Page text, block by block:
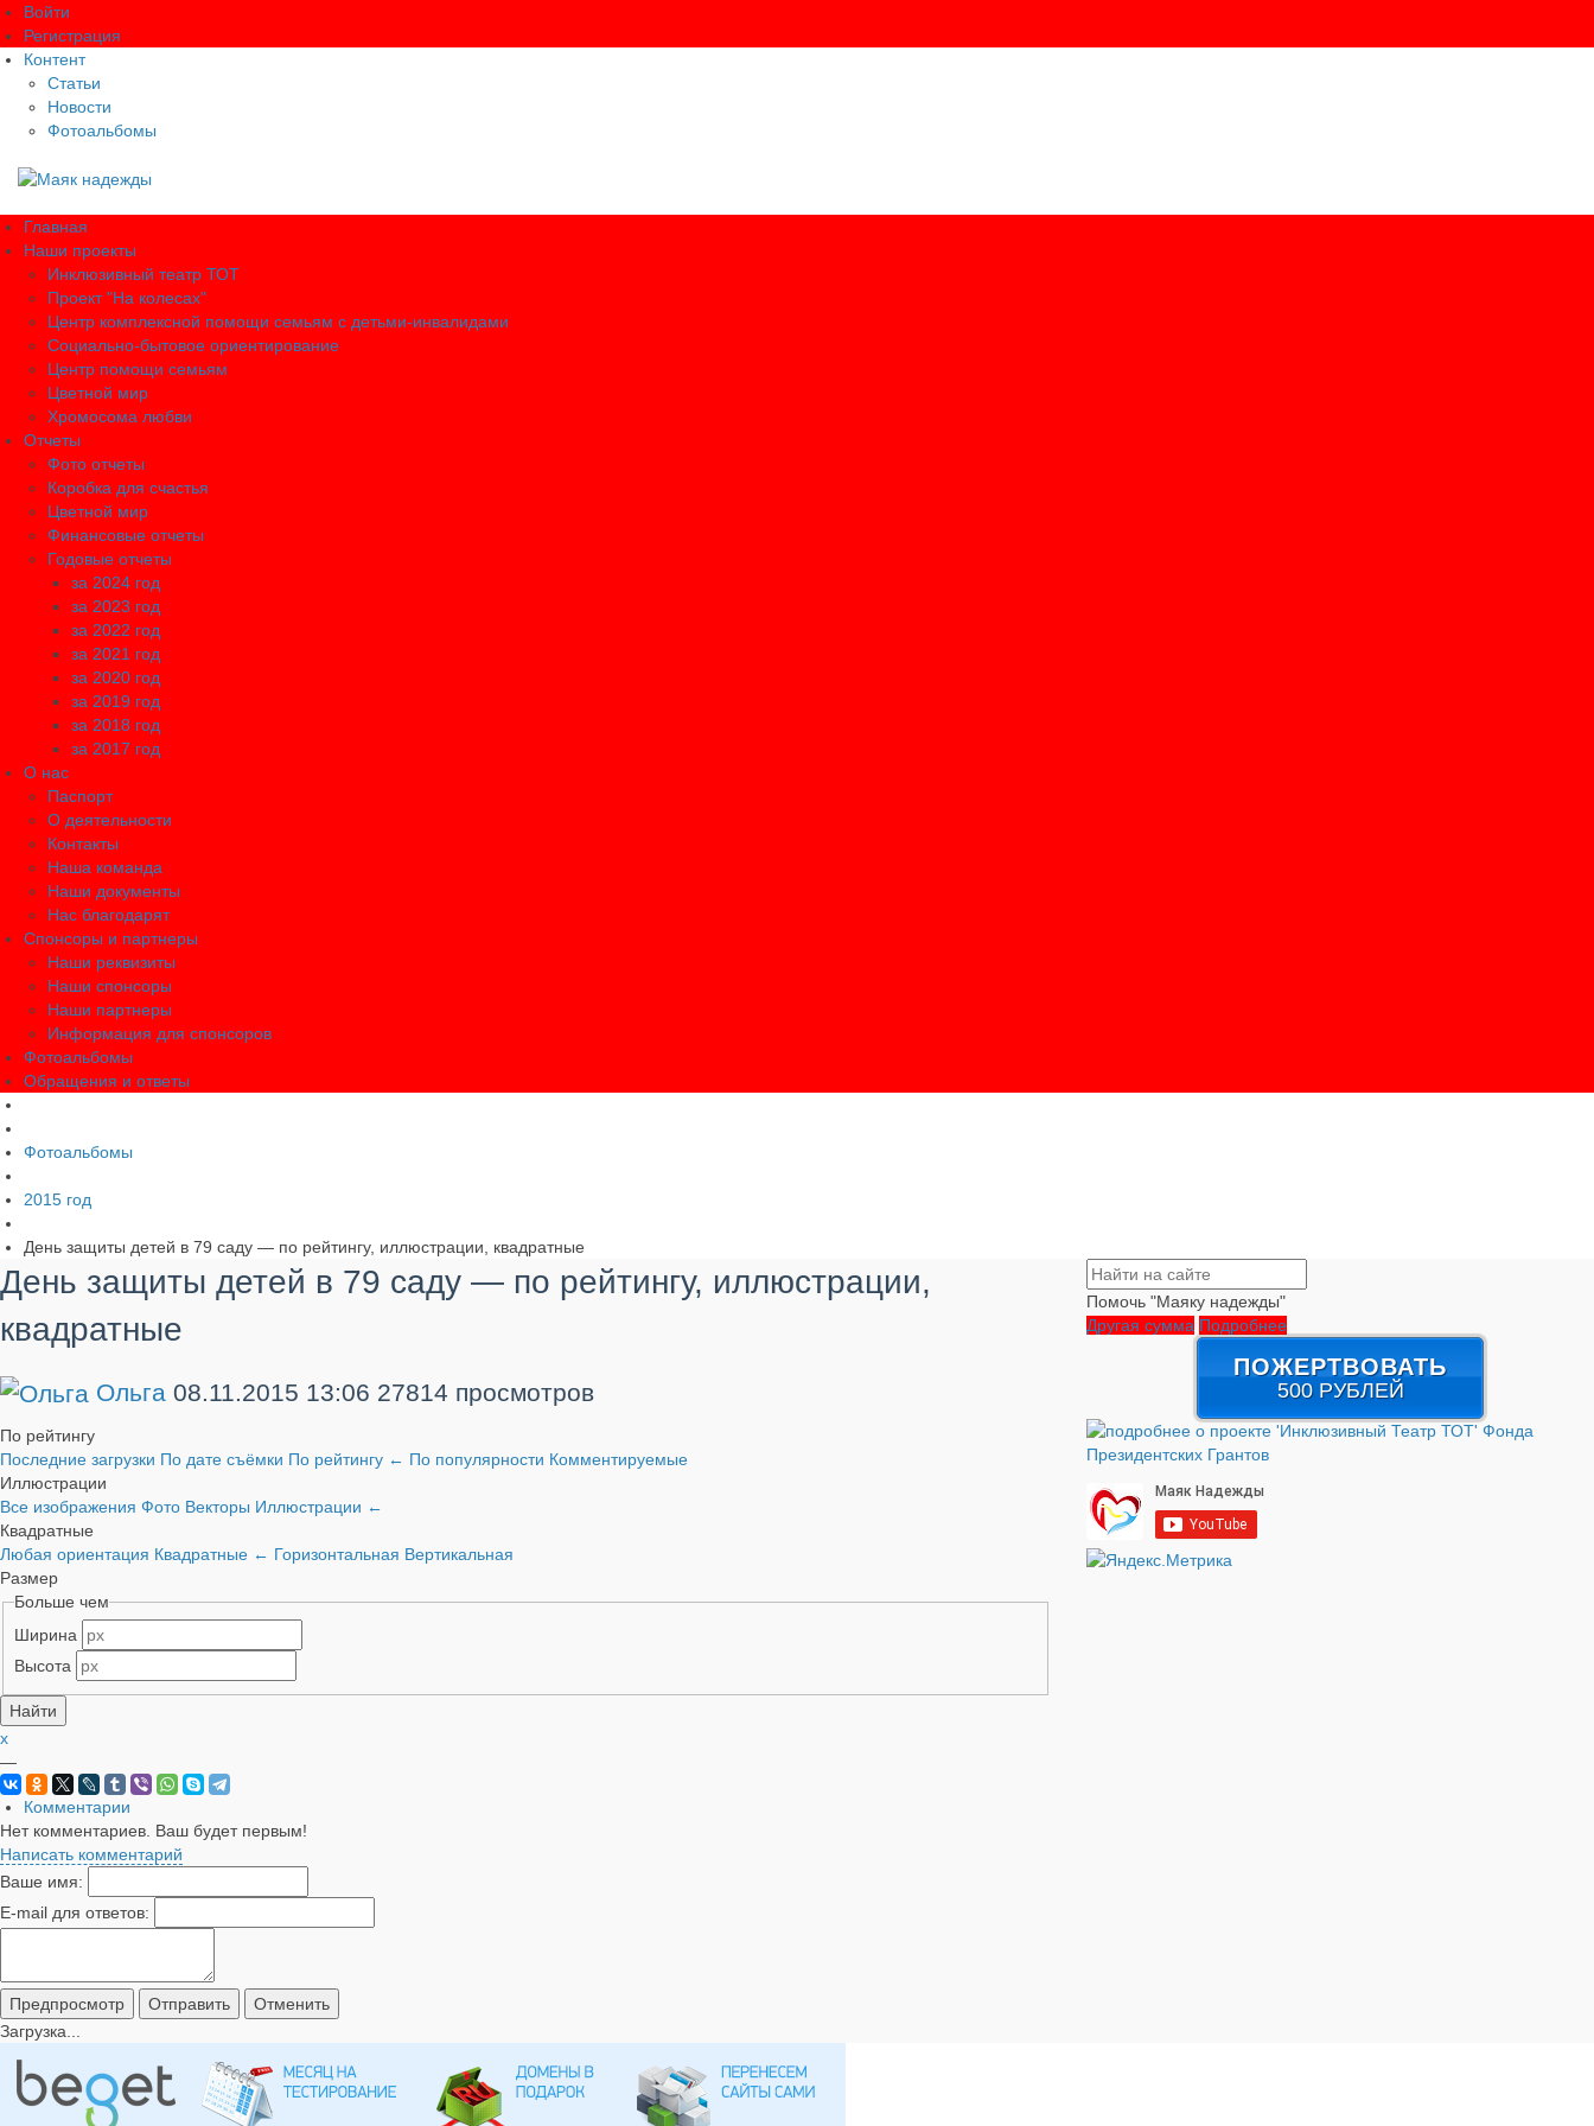
Войти
Регистрация
Контент
Статьи
Новости
Фотоальбомы
Главная
Наши проекты
Инклюзивный театр ТОТ
Проект "На колесах"
Центр комплексной помощи семьям с детьми-инвалидами
Социально-бытовое ориентирование
Центр помощи семьям
Цветной мир
Хромосома любви
Отчеты
Фото отчеты
Коробка для счастья
Цветной мир
Финансовые отчеты
Годовые отчеты
за 2024 год
за 2023 год
за 2022 год
за 2021 год
за 2020 год
за 2019 год
за 2018 год
за 2017 год
О нас
Паспорт
О деятельности
Контакты
Наша команда
Наши документы
Нас благодарят
Спонсоры и партнеры
Наши реквизиты
Наши спонсоры
Наши партнеры
Информация для спонсоров
Фотоальбомы
Обращения и ответы
Фотоальбомы
2015 год
День защиты детей в 79 саду — по рейтингу, иллюстрации, квадратные
День защиты детей в 79 саду — по рейтингу, иллюстрации,
квадратные
Ольга 08.11.2015 13:06 27814 просмотров
По рейтингу
Последние загрузки По дате съёмки По рейтингу ← По популярности Комментируемые
Иллюстрации
Все изображения Фото Векторы Иллюстрации ←
Квадратные
Любая ориентация Квадратные ← Горизонтальная Вертикальная
Размер
Больше чем
Ширина
Высота
x
—
Комментарии
Нет комментариев. Ваш будет первым!
Написать комментарий
Ваше имя:
E-mail для ответов:
Загрузка...
Помочь "Маяку надежды"
Другая сумма Подробнее
ПОЖЕРТВОВАТЬ
500 РУБЛЕЙ